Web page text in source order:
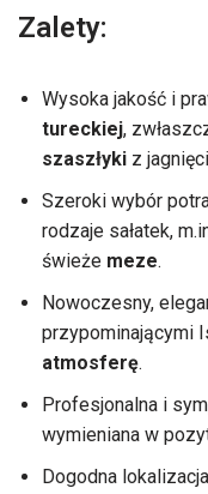
Zalety:
Wysoka jakość i
tureckiej,
szaszłyki z
Szeroki wybór
rodzaje sałatek,
świeże meze.
Nowoczesny,
przypominającymi
atmosferę.
Profesjonalna i
wymieniana w
Dogodna